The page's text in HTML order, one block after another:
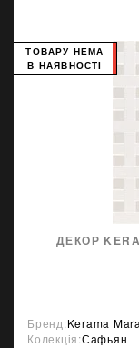
ДЕКОР
ТОВАРУ НЕМА
В НАЯВНОСТІ
Бренд:Kerama
Колекція:Сафьян